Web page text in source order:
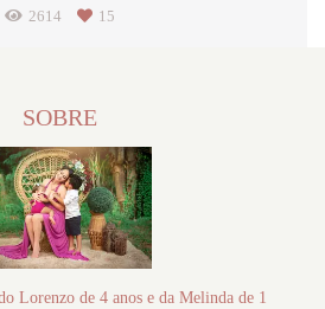
2614
15
SOBRE
Lorenzo de 4 anos e da Melinda de 1